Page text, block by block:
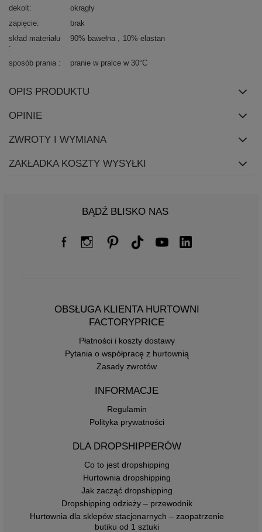
dekolt
okrągły
zapięcie
brak
skład materiału
90% bawełna 10% elastan
sposób prania pranie w pralce w 30°C
OPIS PRODUKTU
OPINIE
ZWROTY I WYMIANA
ZAKŁADKA KOSZTY WYSYŁKI
BĄDŹ BLISKO NAS
OBSŁUGA KLIENTA HURTOWNI
FACTORYPRICE
Płatności i koszty dostawy
Pytania o współpracę z hurtownią
Zasady zwrotów
INFORMACJE
Regulamin
Polityka prywatności
DLA DROPSHIPPERÓW
Co to jest dropshipping
Hurtownia dropshipping
Jak zacząć dropshipping
Dropshipping odzieży – przewodnik
Hurtownia dla sklepów stacjonarnych – zaopatrzenie
butiku od 1 sztuki